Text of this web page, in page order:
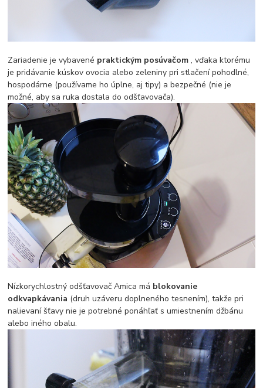
Zariadenie je vybavené praktickým posúvačom, vďaka ktorému
je pridávanie kúskov ovocia alebo zeleniny pri stlačení pohodlné,
hospodárne (používame ho úplne, aj tipy) a bezpečné (nie je
možné, aby sa ruka dostala do odšťavovača).
Nízkorychlostný odšťavovač Amica má blokovanie
odkvapkávania (druh uzáveru doplneného tesnením), takže pri
nalievaní šťavy nie je potrebné ponáhľať s umiestnením džbánu
alebo iného obalu.